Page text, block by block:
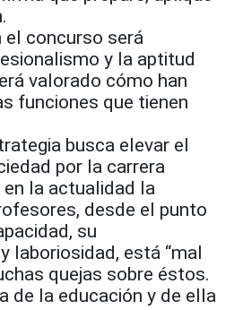
el concurso será
y la aptitud
valorado cómo han
funciones que tienen
busca elevar el
por la carrera
la actualidad la
desde el punto
su
laboriosidad, está “mal
quejas sobre éstos.
de la educación y de ella